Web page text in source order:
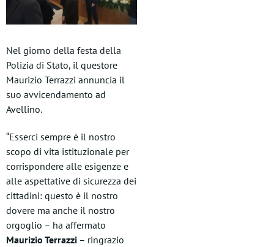
Nel giorno della festa della
Polizia di Stato, il questore
Maurizio Terrazzi annuncia il
suo avvicendamento ad
Avellino.
“Esserci sempre è il nostro
scopo di vita istituzionale per
corrispondere alle esigenze e
alle aspettative di sicurezza dei
cittadini: questo è il nostro
dovere ma anche il nostro
orgoglio – ha affermato
Maurizio Terrazzi – ringrazio